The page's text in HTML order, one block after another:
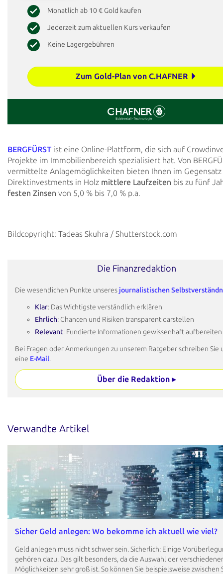
Monatlich ab 10 € Gold kaufen
Jederzeit zum aktuellen Kurs verkaufen
Keine Lagergebühren
Zum Gold-Plan von C.HAFNER
BERGFÜRST ist eine Online-Plattform, die sich auf
Projekte im Immobilienbereich spezialisiert hat. Von
vermittelte Anlagemöglichkeiten bieten Ihnen im Gegensatz
Direktinvestments in Holz mittlere Laufzeiten bis zu fünf
festen Zinsen von 5,0 % bis 7,0 % p.a.
Bildcopyright: Tadeas Skuhra / Shutterstock.com
Die Finanzredaktion
Die wesentlichen Punkte unseres journalistischen
Klar: Das Wichtigste verständlich erklären
Ehrlich: Chancen und Risiken transparent darstellen
Relevant: Fundierte Informationen gewissenhaft aufbereiten
Bei Fragen oder Anmerkungen zu unserem Ratgeber schreiben Sie
eine E-Mail.
Über die Redaktion ▸
Verwandte Artikel
Sicher Geld anlegen: Wo bekomme ich aktuell wie viel?
Geld anlegen muss nicht schwer sein. Sicherlich: Einige
gehören dazu. Das gilt besonders, da die Auswahl der
Möglichkeiten sehr groß ist. So können Sie beispielsweise zwischen